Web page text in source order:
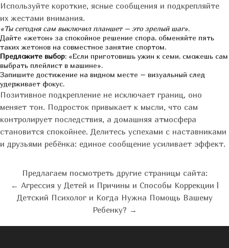
Используйте короткие, ясные сообщения и подкрепляйте
их жестами внимания.
«Ты сегодня сам выключил планшет – это зрелый шаг».
Дайте «жетон» за спокойное решение спора, обменяйте пять
таких жетонов на совместное занятие спортом.
Предложите выбор: «Если приготовишь ужин к семи, сможешь сам
выбрать плейлист в машине».
Запишите достижение на видном месте – визуальный след
удерживает фокус.
Позитивное подкрепление не исключает границ, оно
меняет тон. Подросток привыкает к мысли, что сам
контролирует последствия, а домашняя атмосфера
становится спокойнее. Делитесь успехами с наставниками
и друзьями ребёнка: единое сообщение усиливает эффект.
Предлагаем посмотреть другие страницы сайта:
← Агрессия у Детей и Причины и Способы Коррекции |
Детский Психолог и Когда Нужна Помощь Вашему
Ребенку? →